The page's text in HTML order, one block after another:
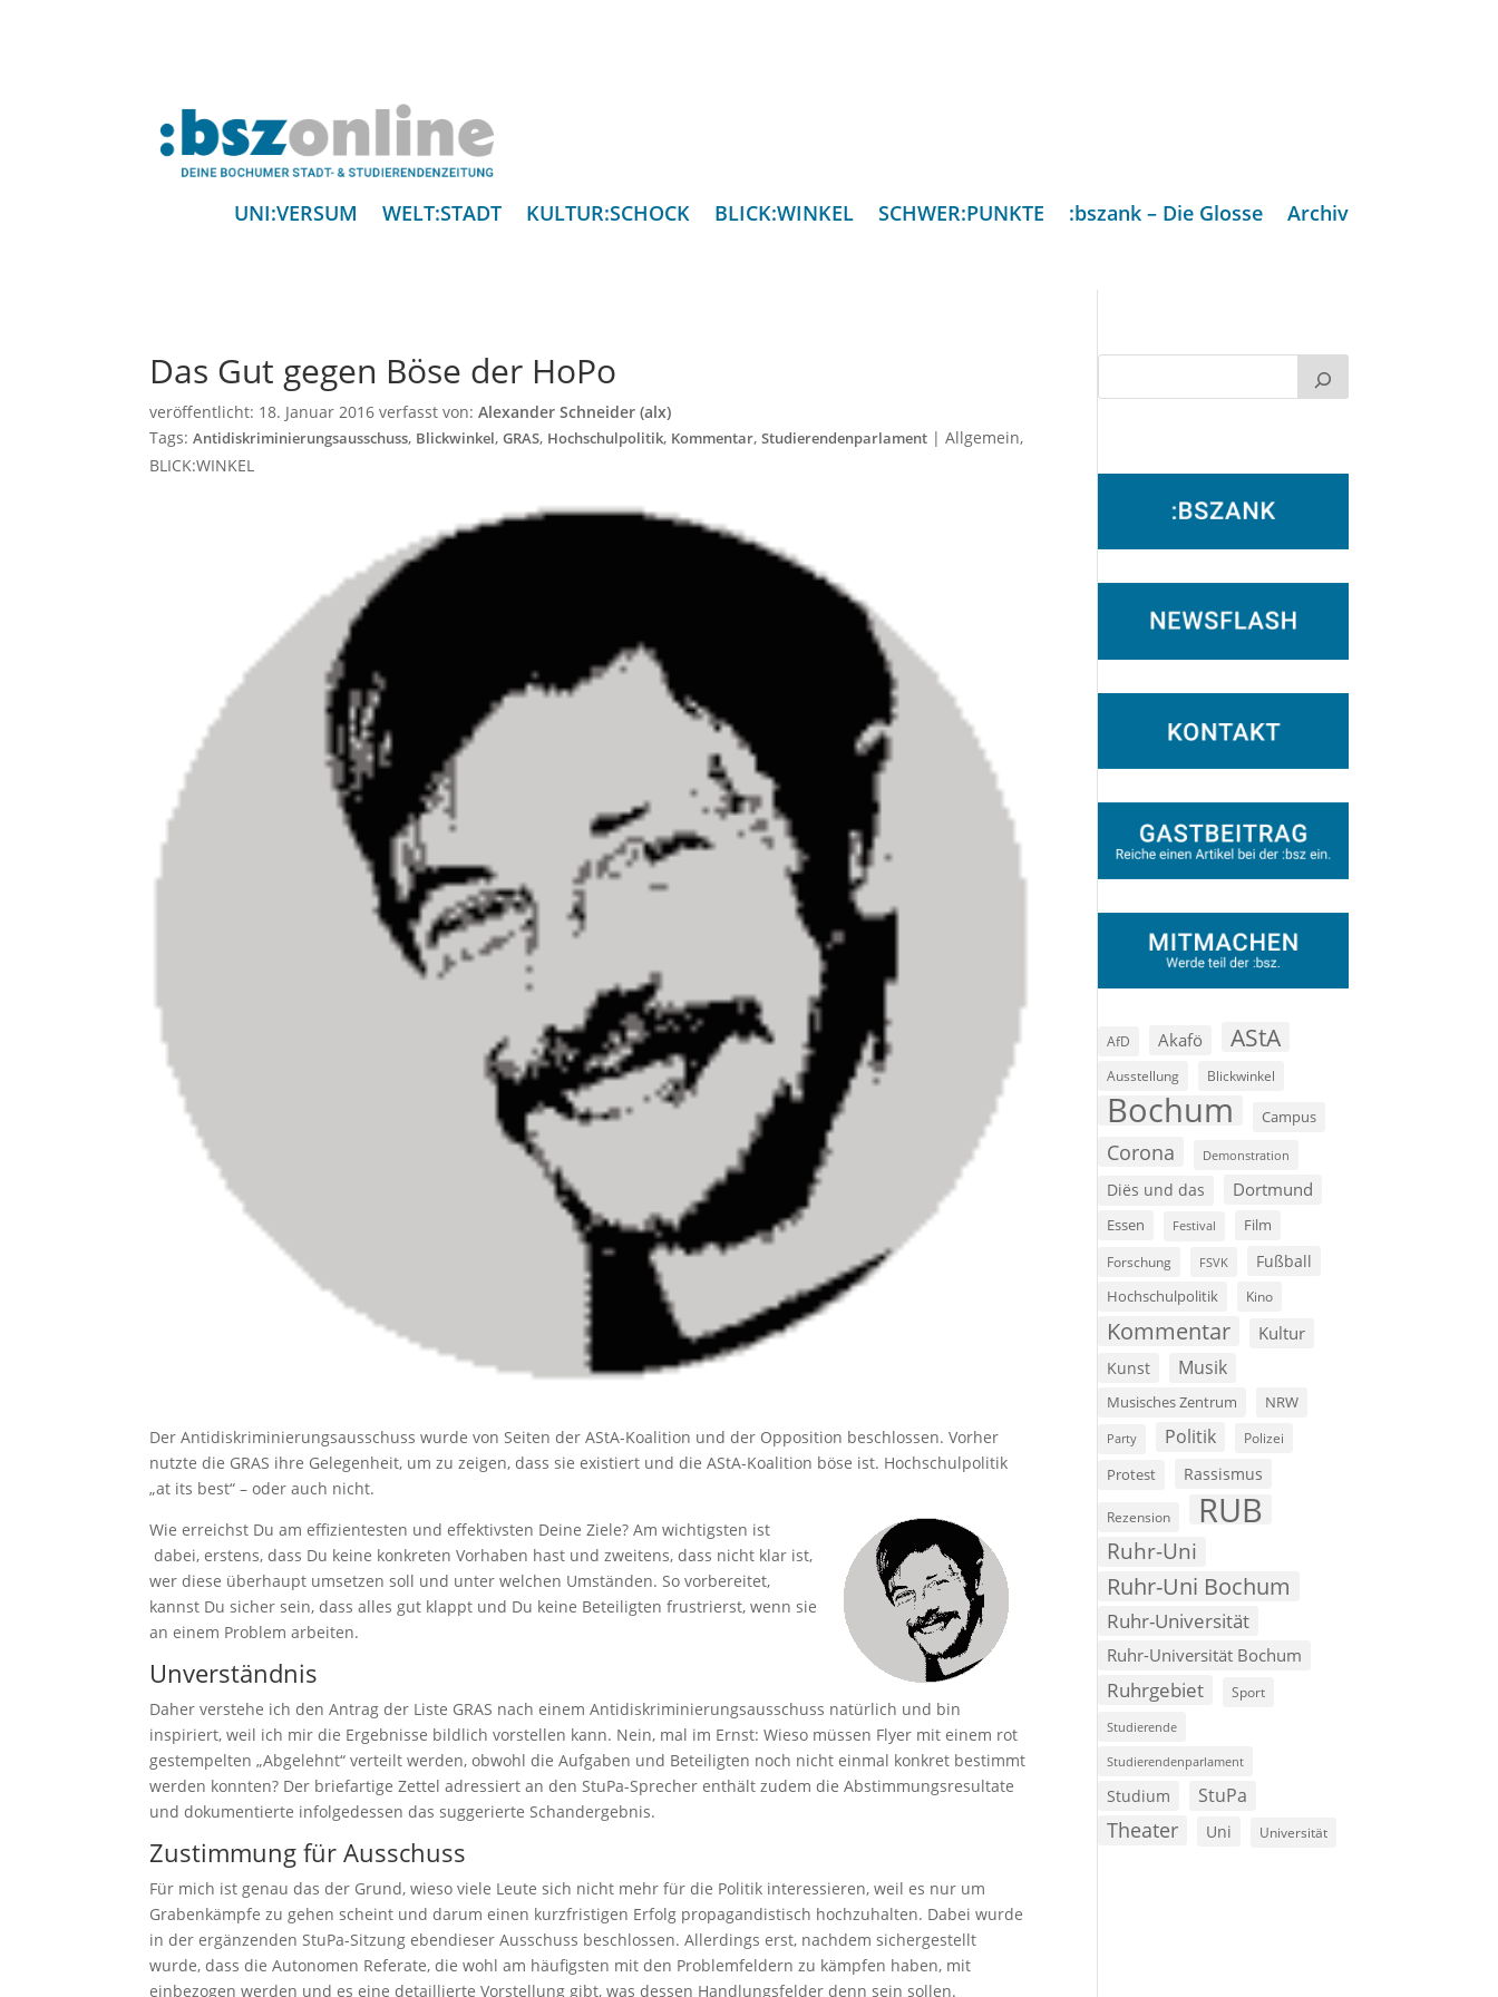
UNI:VERSUM WELT:STADT KULTUR:SCHOCK BLICK:WINKEL SCHWER:PUNKTE :bszank – Die Glosse Archiv
Das Gut gegen Böse der HoPo
veröffentlicht: 18. Januar 2016 verfasst von:Alexander Schneider (alx)
Tags:Antidiskriminierungsausschuss, Blickwinkel,GRAS, Hochschulpolitik, Kommentar,Studierendenparlament |Allgemein,
BLICK:WINKEL
Der Antidiskriminierungs­ausschuss wurde von Seiten der AStA-Koalition und der Opposition beschlossen. Vorher
nutzte die GRAS ihre Gelegenheit, um zu zeigen, dass sie existiert und die AStA-Koalition böse ist. Hochschulpolitik
„at its best“ – oder auch nicht.
Wie erreichst Du am effizientesten und effektivsten Deine Ziele? Am wichtigsten ist
dabei, erstens, dass Du keine konkreten Vorhaben hast und zweitens, dass nicht klar ist,
wer diese überhaupt umsetzen soll und unter welchen Umständen. So vorbereitet,
kannst Du sicher sein, dass alles gut klappt und Du keine Beteiligten frustrierst, wenn sie
an einem Problem arbeiten.
Unverständnis
Daher verstehe ich den Antrag der Liste GRAS nach einem Antidiskriminierungsausschuss natürlich und bin
inspiriert, weil ich mir die Ergebnisse bildlich vorstellen kann. Nein, mal im Ernst: Wieso müssen Flyer mit einem rot
gestempelten „Abgelehnt“ verteilt werden, obwohl die Aufgaben und Beteiligten noch nicht einmal konkret bestimmt
werden konnten? Der briefartige Zettel adressiert an den StuPa-Sprecher enthält zudem die Abstimmungsresultate
und dokumentierte infolgedessen das suggerierte Schandergebnis.
Zustimmung für Ausschuss
Für mich ist genau das der Grund, wieso viele Leute sich nicht mehr für die Politik interessieren, weil es nur um
Grabenkämpfe zu gehen scheint und darum einen kurzfristigen Erfolg propagandistisch hochzuhalten. Dabei wurde
in der ergänzenden StuPa-Sitzung ebendieser Ausschuss beschlossen. Allerdings erst, nachdem sichergestellt
wurde, dass die Autonomen Referate, die wohl am häufigsten mit den Problemfeldern zu kämpfen haben, mit
einbezogen werden und es eine detaillierte Vorstellung gibt, was dessen Handlungsfelder denn sein sollen.
AfD Akafö AStA
Ausstellung Blickwinkel
Bochum Campus
Corona Demonstration
Diës und das Dortmund
Essen Festival Film
Forschung FSVK Fußball
Hochschulpolitik Kino
Kommentar Kultur
Kunst Musik
Musisches Zentrum NRW
Party Politik Polizei
Protest Rassismus
Rezension RUB
Ruhr-Uni
Ruhr-Uni Bochum
Ruhr-Universität
Ruhr-Universität Bochum
Ruhrgebiet Sport
Studierende
Studierendenparlament
Studium StuPa
Theater Uni Universität